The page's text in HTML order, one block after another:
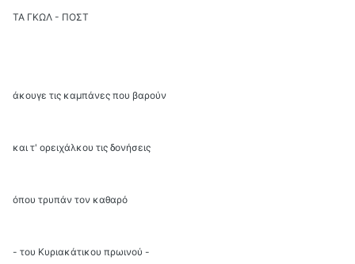
ΤΑ ΓΚΩΛ - ΠΟΣΤ
άκουγε τις καμπάνες που βαρούν
και τ' ορειχάλκου τις δονήσεις
όπου τρυπάν τον καθαρό
- του Κυριακάτικου πρωινού -